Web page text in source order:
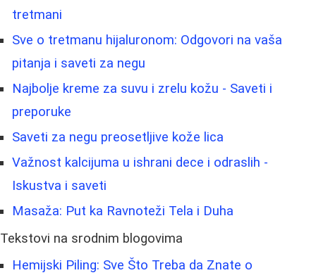
tretmani
Sve o tretmanu hijaluronom: Odgovori na vaša
pitanja i saveti za negu
Najbolje kreme za suvu i zrelu kožu - Saveti i
preporuke
Saveti za negu preosetljive kože lica
Važnost kalcijuma u ishrani dece i odraslih -
Iskustva i saveti
Masaža: Put ka Ravnoteži Tela i Duha
Tekstovi na srodnim blogovima
Hemijski Piling: Sve Što Treba da Znate o